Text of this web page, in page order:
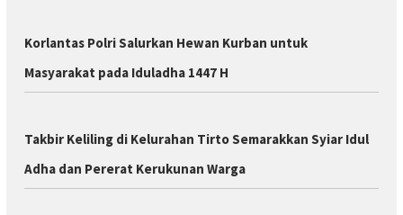
Korlantas Polri Salurkan Hewan Kurban untuk
Masyarakat pada Iduladha 1447 H
Takbir Keliling di Kelurahan Tirto Semarakkan Syiar Idul
Adha dan Pererat Kerukunan Warga